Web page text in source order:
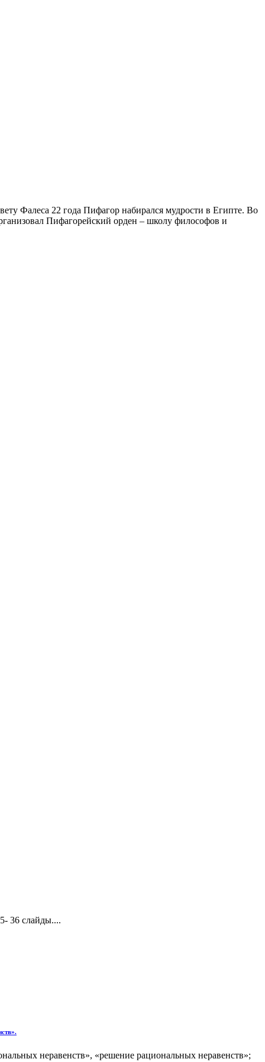
Фалеса 22 года Пифагор набирался мудрости в Египте. Во
Пифагорейский орден – школу философов и
36 слайды....
неравенств», «решение рациональных неравенств»;